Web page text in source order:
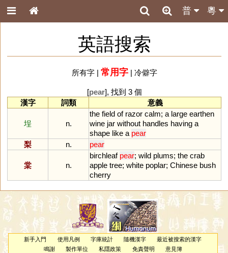
粵
普
英語搜索
所有字| 常用字| 冷僻字
[pear], 找到 3 個
漢字
詞類 意義
埕 n.
the field of razor calm; a large earthen
wine jar without handles having a
shape like a pear
梨
n. pear
棠 n.
birchleaf pear; wild plums; the crab
apple tree; white poplar; Chinese bush
cherry
新手入門 使用凡例 字庫統計 隨機漢字
最近被搜索的漢字
鳴謝
製作單位 私隱政策 免責聲明 意見簿